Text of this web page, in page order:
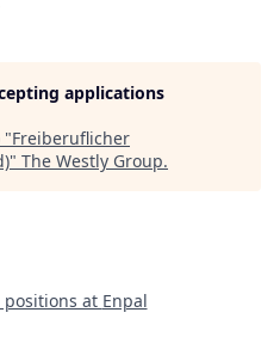
applications
"Freiberuflicher
" The Westly Group.
positions at Enpal